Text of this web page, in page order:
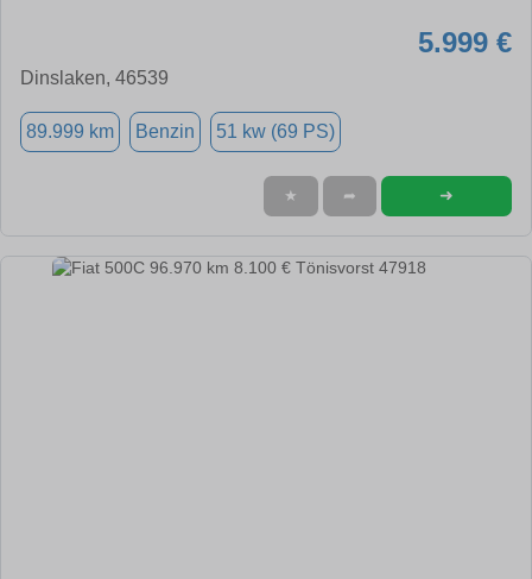
5.999 €
Dinslaken, 46539
89.999 km Benzin 51 kw (69 PS)
★ ➦ ➜